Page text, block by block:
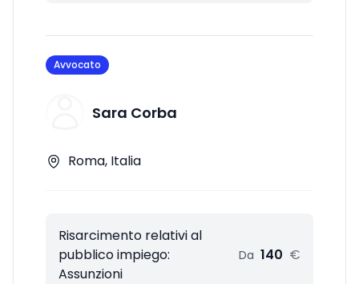
Avvocato
Sara Corba
Roma, Italia
Risarcimento relativi al
pubblico impiego:
Assunzioni
Da 140 €